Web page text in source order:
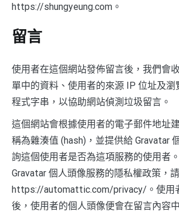
https://shungyeung.com。
留言
使用者在這個網站發佈留言後，我們會
單中的資料、使用者的來源 IP 位址及瀏
程式字串，以協助網站偵測垃圾留言。
這個網站會根據使用者的電子郵件地址
稱為雜湊值 (hash)，並提供給 Gravatar
詢這個使用者是否為這項服務的使用者
Gravatar 個人頭像服務的隱私權政策，
https://automattic.com/privacy/。使用
後，使用者的個人頭像便會在留言內容